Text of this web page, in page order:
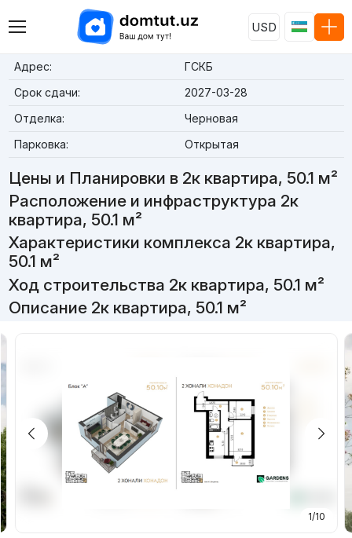
USD
Адрес:
ГСКБ
Срок сдачи:
2027-03-28
Отделка:
Черновая
Парковка:
Открытая
Цены и Планировки в 2к квартира, 50.1 м²
Расположение и инфраструктура 2к
квартира, 50.1 м²
Характеристики комплекса 2к квартира,
50.1 м²
Ход строительства 2к квартира, 50.1 м²
Описание 2к квартира, 50.1 м²
1/10